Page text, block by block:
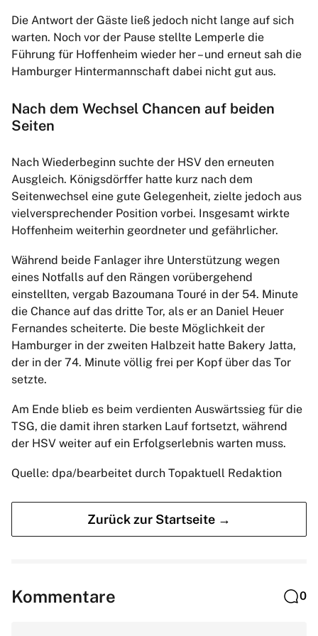
Die Antwort der Gäste ließ jedoch nicht lange auf sich
warten. Noch vor der Pause stellte Lemperle die
Führung für Hoffenheim wieder her – und erneut sah die
Hamburger Hintermannschaft dabei nicht gut aus.
Nach dem Wechsel Chancen auf beiden
Seiten
Nach Wiederbeginn suchte der HSV den erneuten
Ausgleich. Königsdörffer hatte kurz nach dem
Seitenwechsel eine gute Gelegenheit, zielte jedoch aus
vielversprechender Position vorbei. Insgesamt wirkte
Hoffenheim weiterhin geordneter und gefährlicher.
Während beide Fanlager ihre Unterstützung wegen
eines Notfalls auf den Rängen vorübergehend
einstellten, vergab Bazoumana Touré in der 54. Minute
die Chance auf das dritte Tor, als er an Daniel Heuer
Fernandes scheiterte. Die beste Möglichkeit der
Hamburger in der zweiten Halbzeit hatte Bakery Jatta,
der in der 74. Minute völlig frei per Kopf über das Tor
setzte.
Am Ende blieb es beim verdienten Auswärtssieg für die
TSG, die damit ihren starken Lauf fortsetzt, während
der HSV weiter auf ein Erfolgserlebnis warten muss.
Quelle: dpa/bearbeitet durch Topaktuell Redaktion
Zurück zur Startseite →
Kommentare 0